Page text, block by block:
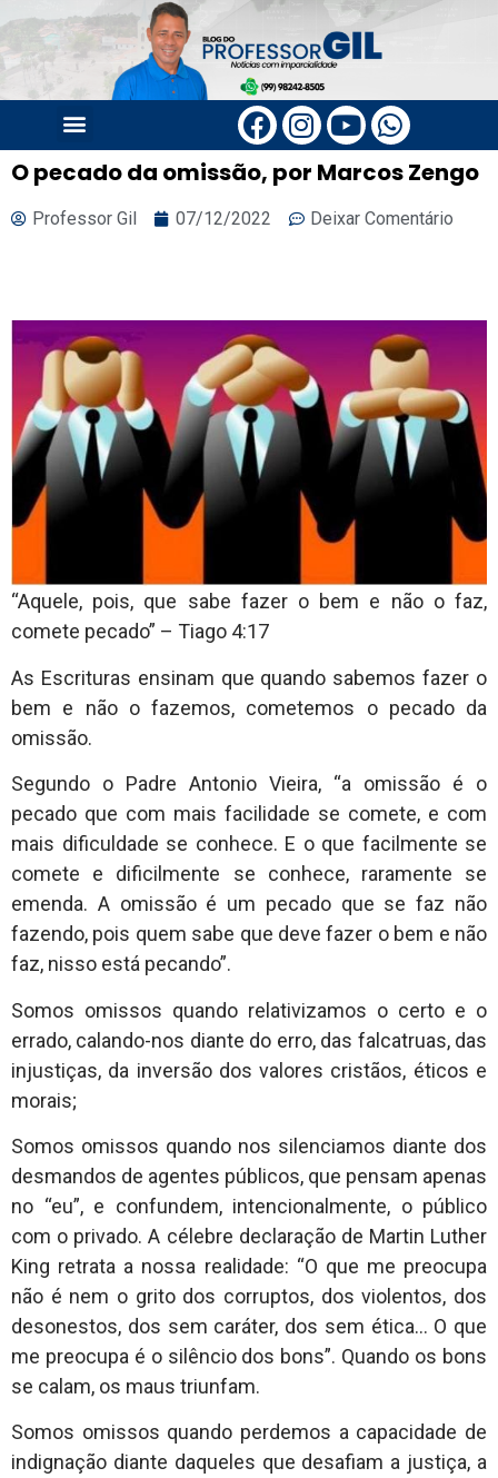
O pecado da omissão, por Marcos Zengo
Professor Gil 07/12/2022 Deixar Comentário
“Aquele, pois, que sabe fazer o bem e não o faz,
comete pecado” – Tiago 4:17
As Escrituras ensinam que quando sabemos fazer o
bem e não o fazemos, cometemos o pecado da
omissão.
Segundo o Padre Antonio Vieira, “a omissão é o
pecado que com mais facilidade se comete, e com
mais dificuldade se conhece. E o que facilmente se
comete e dificilmente se conhece, raramente se
emenda. A omissão é um pecado que se faz não
fazendo, pois quem sabe que deve fazer o bem e não
faz, nisso está pecando”.
Somos omissos quando relativizamos o certo e o
errado, calando-nos diante do erro, das falcatruas, das
injustiças, da inversão dos valores cristãos, éticos e
morais;
Somos omissos quando nos silenciamos diante dos
desmandos de agentes públicos, que pensam apenas
no “eu”, e confundem, intencionalmente, o público
com o privado. A célebre declaração de Martin Luther
King retrata a nossa realidade: “O que me preocupa
não é nem o grito dos corruptos, dos violentos, dos
desonestos, dos sem caráter, dos sem ética… O que
me preocupa é o silêncio dos bons”. Quando os bons
se calam, os maus triunfam.
Somos omissos quando perdemos a capacidade de
indignação diante daqueles que desafiam a justiça, a